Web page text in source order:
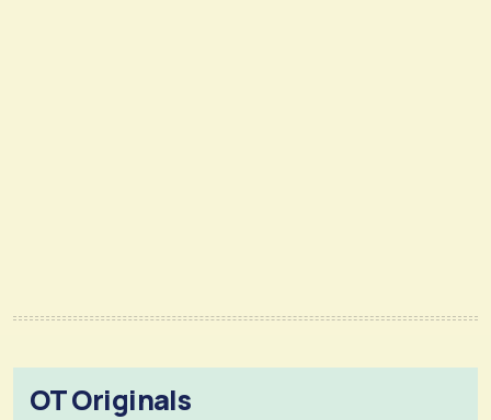
OT Originals